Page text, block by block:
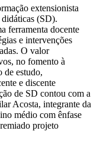
extensionista
didáticas (SD).
ferramenta docente
e intervenções
O valor
no fomento à
de estudo,
e discente
de SD contou com a
Acosta, integrante da
médio com ênfase
projeto